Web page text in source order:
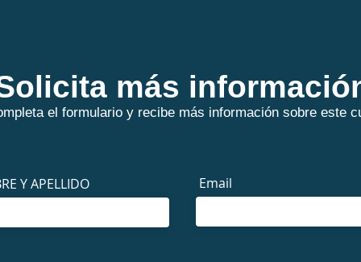
más
el formulario y recibe más información sobre este
Y APELLIDO Email